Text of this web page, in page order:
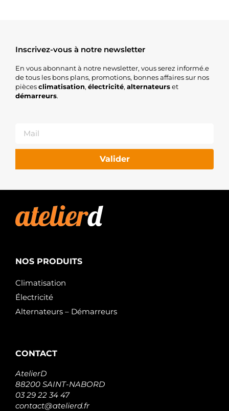
Inscrivez-vous à notre newsletter
En vous abonnant à notre newsletter, vous serez informé.e
de tous les bons plans, promotions, bonnes affaires sur nos
piècesclimatisation, électricité, alternateurset
démarreurs.
Valider
NOS PRODUITS
Climatisation
Électricité
Alternateurs – Démarreurs
CONTACT
AtelierD
88200 SAINT-NABORD
03 29 22 34 47
contact@atelierd.fr